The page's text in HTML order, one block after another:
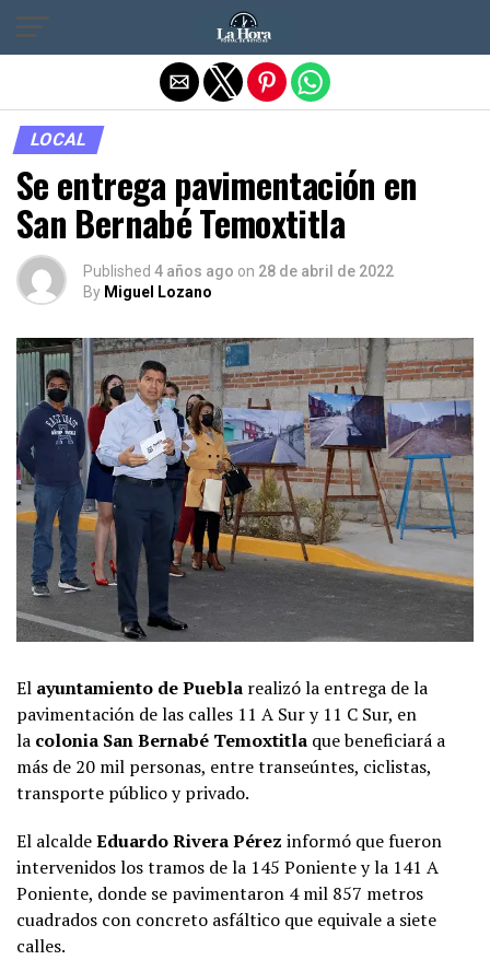
LOCAL
Se entrega pavimentación en
San Bernabé Temoxtitla
Published 4 años ago on 28 de abril de 2022
By Miguel Lozano
El ayuntamiento de Puebla realizó la entrega de la
pavimentación de las calles 11 A Sur y 11 C Sur, en
la colonia San Bernabé Temoxtitla que beneficiará a
más de 20 mil personas, entre transeúntes, ciclistas,
transporte público y privado.
El alcaldeEduardo Rivera Pérez informó que fueron
intervenidos los tramos de la 145 Poniente y la 141 A
Poniente, donde se pavimentaron 4 mil 857 metros
cuadrados con concreto asfáltico que equivale a siete
calles.
Salir de la versión móvil